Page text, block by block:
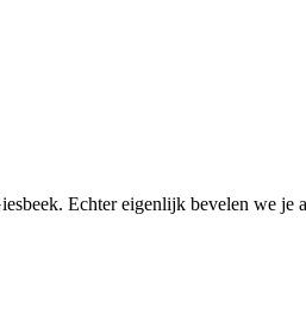
Echter eigenlijk bevelen we je